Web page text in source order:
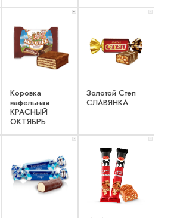
x 1
Коровка
вафельная
КРАСНЫЙ
ОКТЯБРЬ
x 1
Золотой Степ
СЛАВЯНКА
x 1 x 1